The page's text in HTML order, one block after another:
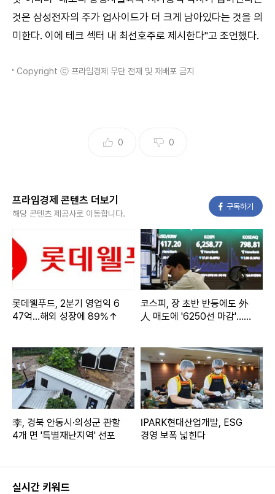
것은 삼성전자의 주가 업사이드가 더 크게 남아있다는 것을 의
미한다. 이에 테크 섹터 내 최선호주로 제시한다"고 조언했다.
Copyright ⓒ 프라임경제 무단 전재 및 재배포 금지
0 0
프라임경제 콘텐츠 더보기
해당 콘텐츠 제공사로 이동합니다.
구독하기
롯데웰푸드, 2분기 영업익 6
47억…해외 성장에 89%↑
코스피, 장 초반 반등에도 外
人 매도에 '6250선 마감'…코
李, 경북 안동시·의성군 관할
4개 면 '특별재난지역' 선포
IPARK현대산업개발, ESG
경영 보폭 넓힌다
실시간 키워드